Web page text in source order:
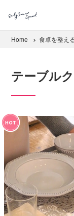
Home 食卓を整え
テーブル